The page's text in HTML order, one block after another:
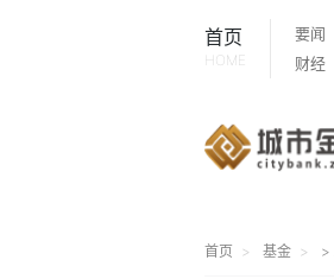
首页
HOME
要闻
财经
首页 基金 >